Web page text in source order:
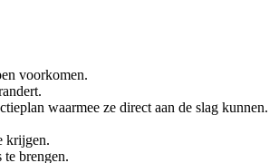
voorkomen.
waarmee ze direct aan de slag kunnen.
krijgen.
brengen.